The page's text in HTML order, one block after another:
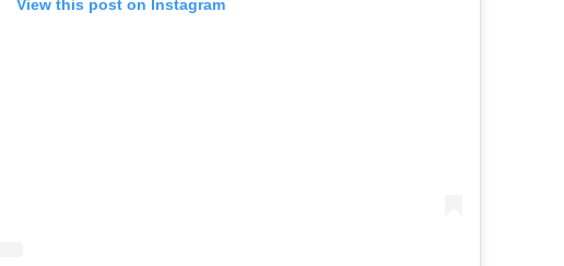
View this post on Instagram